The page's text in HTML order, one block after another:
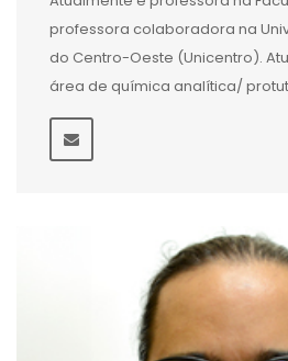
professora colaboradora na
do Centro-Oeste (Unicentro).
área de química analítica/